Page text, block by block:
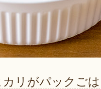
カリがパックごは